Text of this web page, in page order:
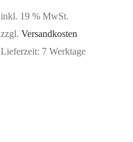
inkl. 19 % MwSt.
zzgl.Versandkosten
Lieferzeit: 7 Werktage